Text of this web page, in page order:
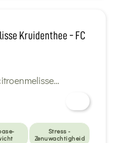
Kruidenthee - FC
Stress -
Zenuwachtigheid